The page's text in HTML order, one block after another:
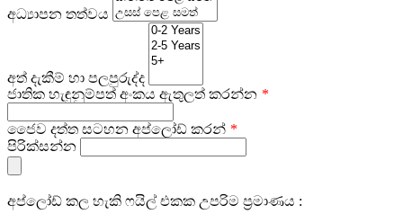
අධ්‍යාපන තත්වය
අත් දැකීම් හා පලපුරුද්ද
ජාතික හැඳුනුම්පත් අංකය ඇතුලත් කරන්න
ජෛව දත්ත සටහන අප්ලෝඩ් කරන්
පිරික්සන්න
අප්ලෝඩ් කල හැකි ෆයිල් එකක උපරිම ප්‍රමාණය :